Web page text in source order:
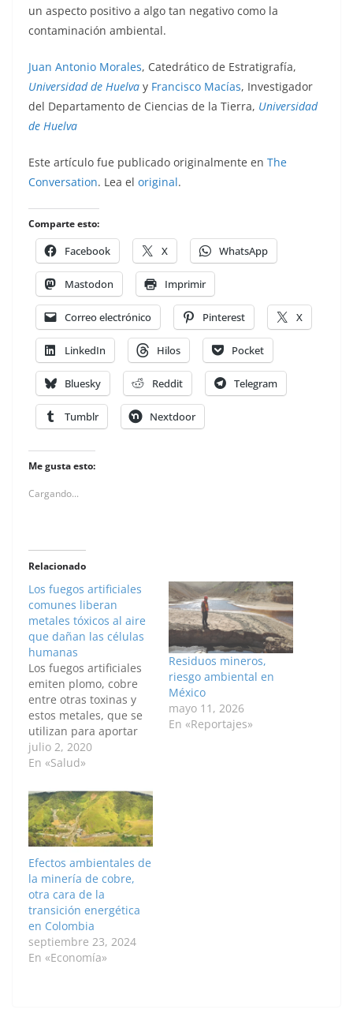
un aspecto positivo a algo tan negativo como la
contaminación ambiental.
Juan Antonio Morales, Catedrático de Estratigrafía,
Universidad de Huelva y Francisco Macías, Investigador
del Departamento de Ciencias de la Tierra, Universidad
de Huelva
Este artículo fue publicado originalmente en The
Conversation. Lea el original.
Comparte esto:
Facebook X WhatsApp
Mastodon Imprimir
Correo electrónico Pinterest X
LinkedIn Hilos Pocket
Bluesky Reddit Telegram
Tumblr Nextdoor
Me gusta esto:
Cargando...
Relacionado
Los fuegos artificiales
comunes liberan
metales tóxicos al aire
que dañan las células
humanas
Los fuegos artificiales
emiten plomo, cobre
entre otras toxinas y
estos metales, que se
utilizan para aportar
su color vibrante,
también dañan las
pulmones de los
animales, según una
nueva investigación
publicada en línea en
la revista 'Particle and
Fiber Toxicology'.
Dirigido por
investigadores de la…
julio 2, 2020
En «Salud»
Residuos mineros,
riesgo ambiental en
México
mayo 11, 2026
En «Reportajes»
Efectos ambientales de
la minería de cobre,
otra cara de la
transición energética
en Colombia
septiembre 23, 2024
En «Economía»